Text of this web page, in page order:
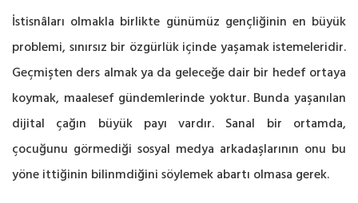
İstisnâları olmakla birlikte günümüz gençliğinin en büyük
problemi, sınırsız bir özgürlük içinde yaşamak istemeleridir.
Geçmişten ders almak ya da geleceğe dair bir hedef ortaya
koymak, maalesef gündemlerinde yoktur. Bunda yaşanılan
dijital çağın büyük payı vardır. Sanal bir ortamda,
çocuğunu görmediği sosyal medya arkadaşlarının onu bu
yöne ittiğinin bilinmdiğini söylemek abartı olmasa gerek.